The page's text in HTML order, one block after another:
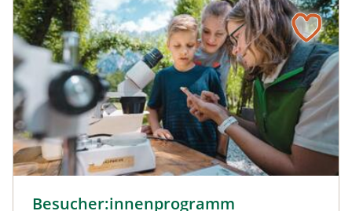
Ihre Fragen.
Besucher:innenprogramm